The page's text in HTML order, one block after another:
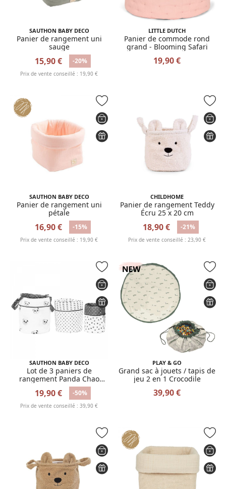
SAUTHON BABY DECO
Panier de rangement uni
sauge
15,90 € -20%
Prix de vente conseillé : 19,90 €
LITTLE DUTCH
Panier de commode rond
grand - Blooming Safari
19,90 €
SAUTHON BABY DECO
Panier de rangement uni
pétale
16,90 € -15%
Prix de vente conseillé : 19,90 €
CHILDHOME
Panier de rangement Teddy
Écru 25 x 20 cm
18,90 € -21%
Prix de vente conseillé : 23,90 €
SAUTHON BABY DECO
Lot de 3 paniers de
rangement Panda Chao
19,90 € -50%
Prix de vente conseillé : 39,90 €
PLAY & GO
Grand sac à jouets / tapis de
jeu 2 en 1 Crocodile
39,90 €